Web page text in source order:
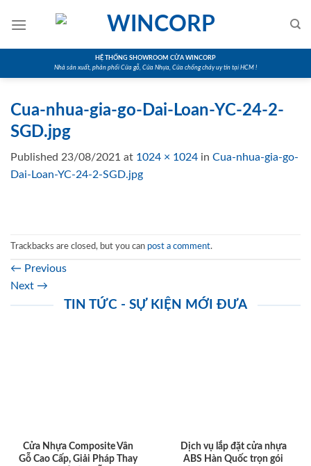
HỆ THỐNG SHOWROOM CỬA WINCORP
Nhà sản xuất, phân phối Cửa gỗ, Cửa Nhựa, Cửa chống cháy uy tín tại HCM !
Cua-nhua-gia-go-Dai-Loan-YC-24-2-
SGD.jpg
Published 23/08/2021 at 1024 × 1024 in Cua-nhua-gia-go-
Dai-Loan-YC-24-2-SGD.jpg
Trackbacks are closed, but you can post a comment.
← Previous
Next →
TIN TỨC - SỰ KIỆN MỚI ĐƯA
Cửa Nhựa Composite Vân
Gỗ Cao Cấp, Giải Pháp Thay
Dịch vụ lắp đặt cửa nhựa
ABS Hàn Quốc trọn gói